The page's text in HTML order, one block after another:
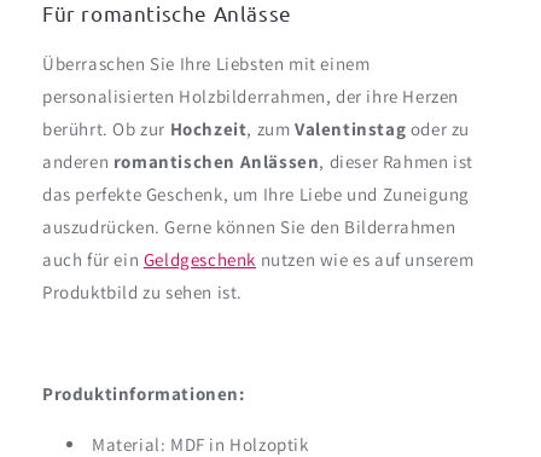
Für romantische Anlässe
Überraschen Sie Ihre Liebsten mit einem
personalisierten Holzbilderrahmen, der ihre Herzen
berührt. Ob zur Hochzeit, zumValentinstag oder zu
anderen romantischen Anlässen, dieser Rahmen ist
das perfekte Geschenk, um Ihre Liebe und Zuneigung
auszudrücken. Gerne können Sie den Bilderrahmen
auch für ein Geldgeschenk nutzen wie es auf unserem
Produktbild zu sehen ist.
Produktinformationen:
Material: MDF in Holzoptik